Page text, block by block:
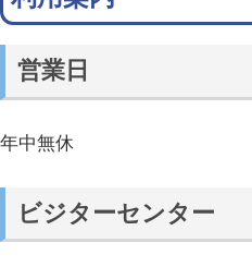
営業日
年中無休
ビジターセンター